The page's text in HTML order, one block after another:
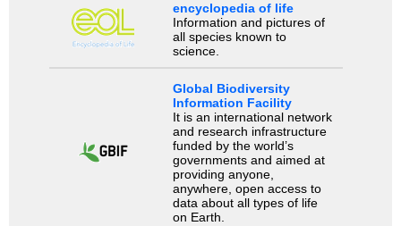
encyclopedia of life
Information and pictures of
all species known to
science.
Global Biodiversity
Information Facility
It is an international network
and research infrastructure
funded by the world’s
governments and aimed at
providing anyone,
anywhere, open access to
data about all types of life
on Earth.